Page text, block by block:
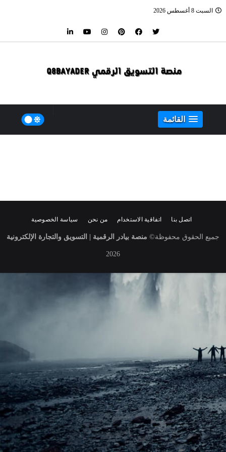
السبت 8 أغسطس 2026
القائمة
اتصل بنا اتفاقية الاستخدام من نحن سياسة الخصوصية
جميع الحقوق محفوظة© منصة بيادر الرقمية | التسويق والتجارة الإلكترونية
2026